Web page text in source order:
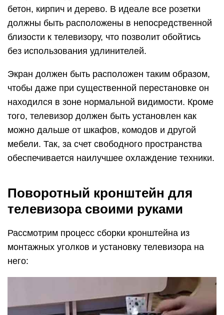
бетон, кирпич и дерево. В идеале все розетки
должны быть расположены в непосредственной
близости к телевизору, что позволит обойтись
без использования удлинителей.
Экран должен быть расположен таким образом,
чтобы даже при существенной перестановке он
находился в зоне нормальной видимости. Кроме
того, телевизор должен быть установлен как
можно дальше от шкафов, комодов и другой
мебели. Так, за счет свободного пространства
обеспечивается наилучшее охлаждение техники.
Поворотный кронштейн для
телевизора своими руками
Рассмотрим процесс сборки кронштейна из
монтажных уголков и установку телевизора на
него: